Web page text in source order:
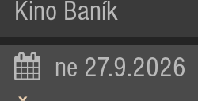
Kino Baník
ne 27.9.2026